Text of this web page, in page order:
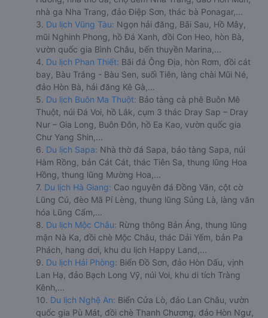
nhà ga Nha Trang, đảo Điệp Sơn, thác bà Ponagar,...
3. Du lịch Vũng Tàu: Ngọn hải đăng, Bãi Sau, Hồ Mây,
mũi Nghinh Phong, hồ Đá Xanh, đồi Con Heo, hòn Bà,
vườn quốc gia Bình Châu, bến thuyền Marina,...
4. Du lịch Phan Thiết: Bãi đá Ông Địa, hòn Rơm, đồi cát
bay, Bàu Trắng - Bàu Sen, suối Tiên, làng chài Mũi Né,
đảo Hòn Bà, hải đăng Kê Gà,...
5. Du lịch Buôn Ma Thuột: Bảo tàng cà phê Buôn Mê
Thuột, núi Đá Voi, hồ Lắk, cụm 3 thác Dray Sap – Dray
Nur – Gia Long, Buôn Đôn, hồ Ea Kao, vườn quốc gia
Chư Yang Shin,...
6. Du lịch Sapa: Nhà thờ đá Sapa, bảo tàng Sapa, núi
Hàm Rồng, bản Cát Cát, thác Tiên Sa, thung lũng Hoa
Hồng, thung lũng Mường Hoa,...
7. Du lịch Hà Giang: Cao nguyên đá Đồng Văn, cột cờ
Lũng Cú, đèo Mã Pí Lèng, thung lũng Sủng Là, làng văn
hóa Lũng Cẩm,...
8. Du lịch Mộc Châu: Rừng thông Bản Áng, thung lũng
mận Nà Ka, đồi chè Mộc Châu, thác Dải Yếm, bản Pa
Phách, hang dơi, khu du lịch Happy Land,...
9. Du lịch Hải Phòng: Biển Đồ Sơn, đảo Hòn Dấu, vịnh
Lan Hạ, đảo Bạch Long Vỹ, núi Voi, khu di tích Tràng
Kênh,...
10. Du lịch Nghệ An: Biển Cửa Lò, đảo Lan Châu, vườn
quốc gia Pù Mát, đồi chè Thanh Chương, đảo Hòn Ngư,